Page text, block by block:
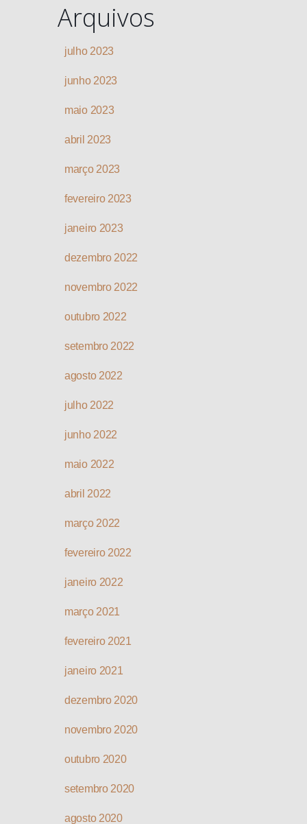
Arquivos
julho 2023
junho 2023
maio 2023
abril 2023
março 2023
fevereiro 2023
janeiro 2023
dezembro 2022
novembro 2022
outubro 2022
setembro 2022
agosto 2022
julho 2022
junho 2022
maio 2022
abril 2022
março 2022
fevereiro 2022
janeiro 2022
março 2021
fevereiro 2021
janeiro 2021
dezembro 2020
novembro 2020
outubro 2020
setembro 2020
agosto 2020